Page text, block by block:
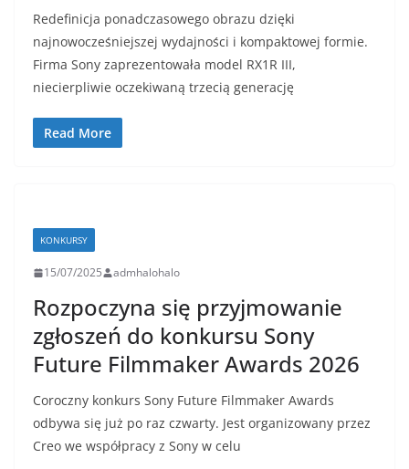
Redefinicja ponadczasowego obrazu dzięki
najnowocześniejszej wydajności i kompaktowej formie. ​
Firma Sony zaprezentowała model RX1R III,
niecierpliwie oczekiwaną trzecią generację
Read More
KONKURSY
15/07/2025 admhalohalo
Rozpoczyna się przyjmowanie
zgłoszeń do konkursu Sony
Future Filmmaker Awards 2026
Coroczny konkurs Sony Future Filmmaker Awards
odbywa się już po raz czwarty. Jest organizowany przez
Creo we współpracy z Sony w celu